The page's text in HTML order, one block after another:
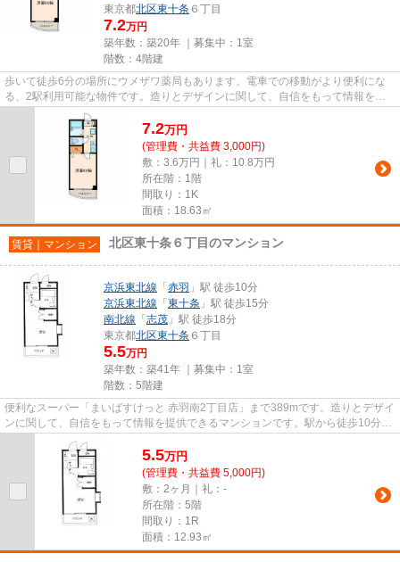
東京都北区東十条 ６丁目
7.2万円
築年数：築20年 ｜募集中： 1室
階数：4階建
歩いて徒歩6分の場所にウメザワ薬局もあります。電車での移動がより便利にな
る、2駅利用可能な物件です。造りとデザインに関して、自信をもって情報を提
供できるマンションです。最寄...
7.2万円
(管理費・共益費 3,000円)
敷：3.6万円｜礼：10.8万円
所在階：1階
間取り：1K
面積：18.63㎡
賃貸｜マンション 北区東十条６丁目のマンション
京浜東北線 「 赤羽 」駅 徒歩10分
京浜東北線 「 東十条 」駅 徒歩15分
南北線 「 志茂 」駅 徒歩18分
東京都北区東十条 ６丁目
5.5万円
築年数：築41年 ｜募集中： 1室
階数：5階建
便利なスーパー「まいばすけっと 赤羽南2丁目店」まで389mです。造りとデザイ
ンに関して、自信をもって情報を提供できるマンションです。駅から徒歩10分に
ある物件なので、電車利用が...
5.5万円
(管理費・共益費 5,000円)
敷：2ヶ月｜礼：-
所在階：5階
間取り：1R
面積：12.93㎡